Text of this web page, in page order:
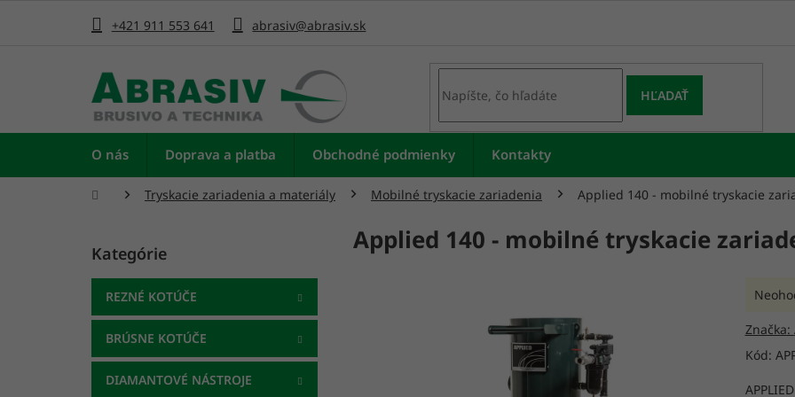
+421 911 553 641 abrasiv@abrasiv.sk
HĽADAŤ
O nás Doprava a platba Obchodné podmienky Kontakty
DomovTryskacie zariadenia a materiály Mobilné tryskacie zariadenia Applied 140 - mobilné tryskacie
Preskočiť
kategórie
Kategórie
REZNÉ KOTÚČE
BRÚSNE KOTÚČE
DIAMANTOVÉ NÁSTROJE
Applied 140 - mobilné tryskacie
Kód:
0,0
Značka: